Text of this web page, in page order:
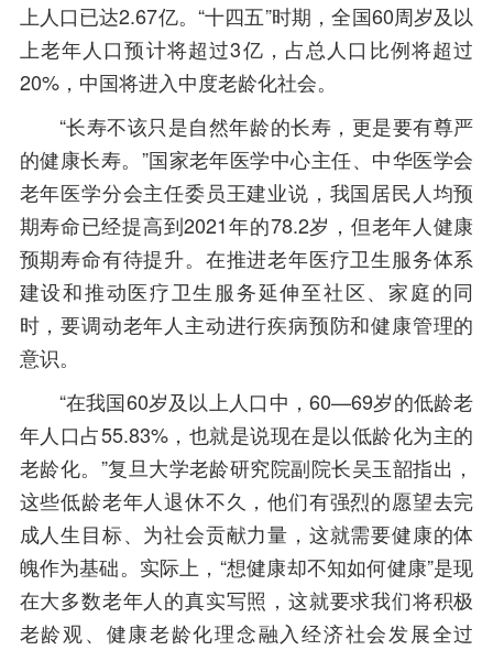
上人口已达2.67亿。“十四五”时期，全国60周岁及以
上老年人口预计将超过3亿，占总人口比例将超过
20%，中国将进入中度老龄化社会。
“长寿不该只是自然年龄的长寿，更是要有尊严
的健康长寿。”国家老年医学中心主任、中华医学会
老年医学分会主任委员王建业说，我国居民人均预
期寿命已经提高到2021年的78.2岁，但老年人健康
预期寿命有待提升。在推进老年医疗卫生服务体系
建设和推动医疗卫生服务延伸至社区、家庭的同
时，要调动老年人主动进行疾病预防和健康管理的
意识。
“在我国60岁及以上人口中，60—69岁的低龄老
年人口占55.83%，也就是说现在是以低龄化为主的
老龄化。”复旦大学老龄研究院副院长吴玉韶指出，
这些低龄老年人退休不久，他们有强烈的愿望去完
成人生目标、为社会贡献力量，这就需要健康的体
魄作为基础。实际上，“想健康却不知如何健康”是现
在大多数老年人的真实写照，这就要求我们将积极
老龄观、健康老龄化理念融入经济社会发展全过